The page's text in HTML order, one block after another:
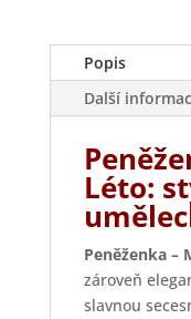
Popis
Další
Léto:
Peněženka –
zároveň
slavnou